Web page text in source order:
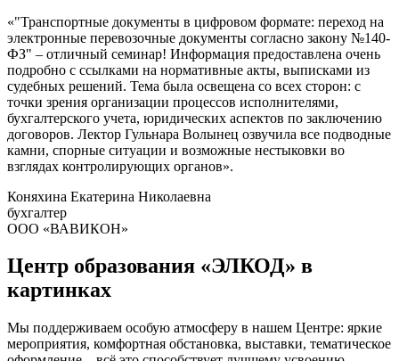
«"Транспортные документы в цифровом формате: переход на
электронные перевозочные документы согласно закону №140-
ФЗ" ‒ отличный семинар! Информация предоставлена очень
подробно с ссылками на нормативные акты, выписками из
судебных решений. Тема была освещена со всех сторон: с
точки зрения организации процессов исполнителями,
бухгалтерского учета, юридических аспектов по заключению
договоров. Лектор Гульнара Волынец озвучила все подводные
камни, спорные ситуации и возможные нестыковки во
взглядах контролирующих органов».
Коняхина Екатерина Николаевна
бухгалтер
ООО «ВАВИКОН»
Центр образования «ЭЛКОД» в
картинках
Мы поддерживаем особую атмосферу в нашем Центре: яркие
мероприятия, комфортная обстановка, выставки, тематическое